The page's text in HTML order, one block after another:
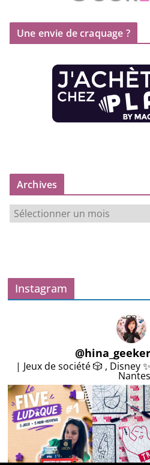
Une envie de craquage ?
Archives
r
e
Instagram
@
| Jeux de société 🎲 , Disney
Nantes